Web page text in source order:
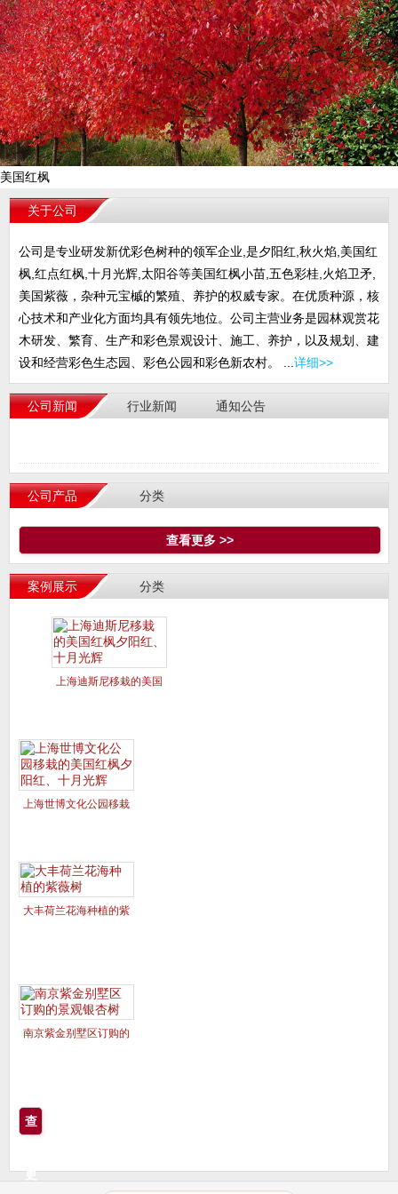
美国红枫
关于公司
公司是专业研发新优彩色树种的领军企业,是夕阳红,秋火焰,美国红
枫,红点红枫,十月光辉,太阳谷等美国红枫小苗,五色彩桂,火焰卫矛,
美国紫薇，杂种元宝槭的繁殖、养护的权威专家。在优质种源，核
心技术和产业化方面均具有领先地位。公司主营业务是园林观赏花
木研发、繁育、生产和彩色景观设计、施工、养护，以及规划、建
设和经营彩色生态园、彩色公园和彩色新农村。 ...详细>>
公司新闻 行业新闻 通知公告
公司产品 分类
查看更多 >>
案例展示 分类
上海迪斯尼移栽的美国
上海世博文化公园移栽
大丰荷兰花海种植的紫
南京紫金别墅区订购的
查
更